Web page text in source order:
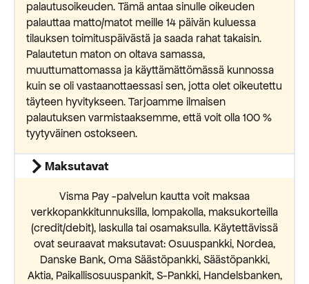
palautusoikeuden. Tämä antaa sinulle oikeuden
palauttaa matto/matot meille 14 päivän kuluessa
tilauksen toimituspäivästä ja saada rahat takaisin.
Palautetun maton on oltava samassa,
muuttumattomassa ja käyttämättömässä kunnossa
kuin se oli vastaanottaessasi sen, jotta olet oikeutettu
täyteen hyvitykseen. Tarjoamme ilmaisen
palautuksen varmistaaksemme, että voit olla 100 %
tyytyväinen ostokseen.
Maksutavat
Visma Pay -palvelun kautta voit maksaa
verkkopankkitunnuksilla, lompakolla, maksukorteilla
(credit/debit), laskulla tai osamaksulla. Käytettävissä
ovat seuraavat maksutavat: Osuuspankki, Nordea,
Danske Bank, Oma Säästöpankki, Säästöpankki,
Aktia, Paikallisosuuspankit, S-Pankki, Handelsbanken,